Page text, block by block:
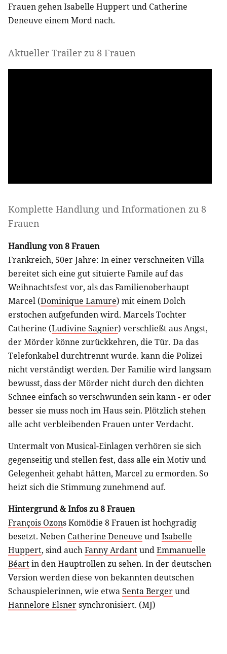
Frauen gehen Isabelle Huppert und Catherine
Deneuve einem Mord nach.
Aktueller Trailer zu 8 Frauen
Komplette Handlung und Informationen zu 8
Frauen
Handlung von 8 Frauen
Frankreich, 50er Jahre: In einer verschneiten Villa
bereitet sich eine gut situierte Famile auf das
Weihnachtsfest vor, als das Familienoberhaupt
Marcel (Dominique Lamure) mit einem Dolch
erstochen aufgefunden wird. Marcels Tochter
Catherine (Ludivine Sagnier) verschließt aus Angst,
der Mörder könne zurückkehren, die Tür. Da das
Telefonkabel durchtrennt wurde. kann die Polizei
nicht verständigt werden. Der Familie wird langsam
bewusst, dass der Mörder nicht durch den dichten
Schnee einfach so verschwunden sein kann - er oder
besser sie muss noch im Haus sein. Plötzlich stehen
alle acht verbleibenden Frauen unter Verdacht.
Untermalt von Musical-Einlagen verhören sie sich
gegenseitig und stellen fest, dass alle ein Motiv und
Gelegenheit gehabt hätten, Marcel zu ermorden. So
heizt sich die Stimmung zunehmend auf.
Hintergrund & Infos zu 8 Frauen
François Ozons Komödie 8 Frauen ist hochgradig
besetzt. Neben Catherine Deneuve undIsabelle
Huppert, sind auchFanny ArdantundEmmanuelle
Béartin den Hauptrollen zu sehen. In der deutschen
Version werden diese von bekannten deutschen
Schauspielerinnen, wie etwaSenta Bergerund
Hannelore Elsnersynchronisiert. (MJ)